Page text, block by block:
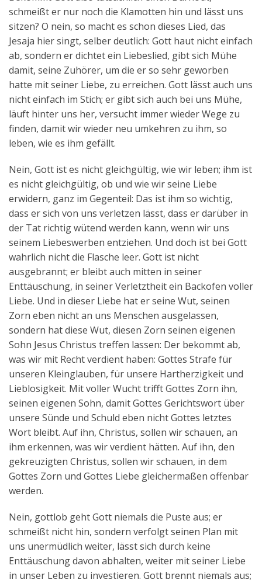
schmeißt er nur noch die Klamotten hin und lässt uns
sitzen? O nein, so macht es schon dieses Lied, das
Jesaja hier singt, selber deutlich: Gott haut nicht einfach
ab, sondern er dichtet ein Liebeslied, gibt sich Mühe
damit, seine Zuhörer, um die er so sehr geworben
hatte mit seiner Liebe, zu erreichen. Gott lässt auch uns
nicht einfach im Stich; er gibt sich auch bei uns Mühe,
läuft hinter uns her, versucht immer wieder Wege zu
finden, damit wir wieder neu umkehren zu ihm, so
leben, wie es ihm gefällt.
Nein, Gott ist es nicht gleichgültig, wie wir leben; ihm ist
es nicht gleichgültig, ob und wie wir seine Liebe
erwidern, ganz im Gegenteil: Das ist ihm so wichtig,
dass er sich von uns verletzen lässt, dass er darüber in
der Tat richtig wütend werden kann, wenn wir uns
seinem Liebeswerben entziehen. Und doch ist bei Gott
wahrlich nicht die Flasche leer. Gott ist nicht
ausgebrannt; er bleibt auch mitten in seiner
Enttäuschung, in seiner Verletztheit ein Backofen voller
Liebe. Und in dieser Liebe hat er seine Wut, seinen
Zorn eben nicht an uns Menschen ausgelassen,
sondern hat diese Wut, diesen Zorn seinen eigenen
Sohn Jesus Christus treffen lassen: Der bekommt ab,
was wir mit Recht verdient haben: Gottes Strafe für
unseren Kleinglauben, für unsere Hartherzigkeit und
Lieblosigkeit. Mit voller Wucht trifft Gottes Zorn ihn,
seinen eigenen Sohn, damit Gottes Gerichtswort über
unsere Sünde und Schuld eben nicht Gottes letztes
Wort bleibt. Auf ihn, Christus, sollen wir schauen, an
ihm erkennen, was wir verdient hätten. Auf ihn, den
gekreuzigten Christus, sollen wir schauen, in dem
Gottes Zorn und Gottes Liebe gleichermaßen offenbar
werden.
Nein, gottlob geht Gott niemals die Puste aus; er
schmeißt nicht hin, sondern verfolgt seinen Plan mit
uns unermüdlich weiter, lässt sich durch keine
Enttäuschung davon abhalten, weiter mit seiner Liebe
in unser Leben zu investieren. Gott brennt niemals aus;